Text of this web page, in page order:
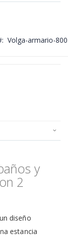
Volga-armario-
y
2
diseño
estancia